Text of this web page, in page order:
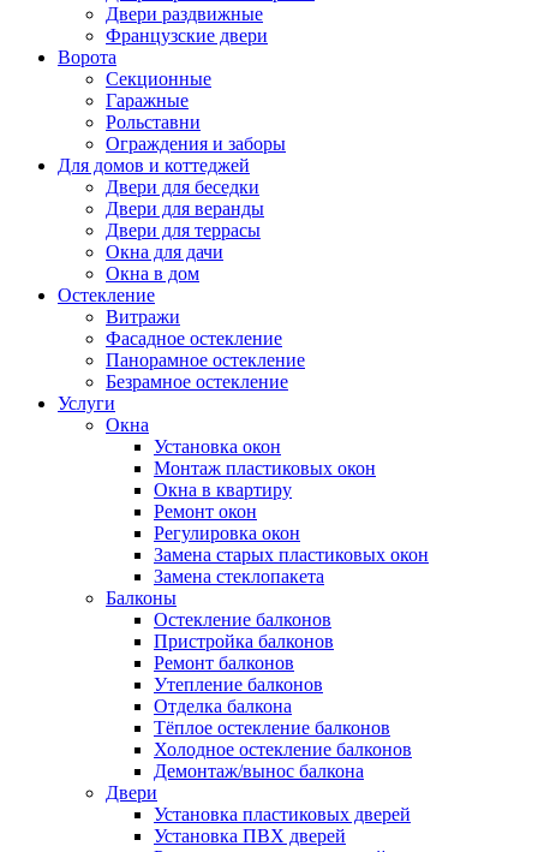
Двери раздвижные
Французские двери
Ворота
Секционные
Гаражные
Рольставни
Ограждения и заборы
Для домов и коттеджей
Двери для беседки
Двери для веранды
Двери для террасы
Окна для дачи
Окна в дом
Остекление
Витражи
Фасадное остекление
Панорамное остекление
Безрамное остекление
Услуги
Окна
Установка окон
Монтаж пластиковых окон
Окна в квартиру
Ремонт окон
Регулировка окон
Замена старых пластиковых окон
Замена стеклопакета
Балконы
Остекление балконов
Пристройка балконов
Ремонт балконов
Утепление балконов
Отделка балкона
Тёплое остекление балконов
Холодное остекление балконов
Демонтаж/вынос балкона
Двери
Установка пластиковых дверей
Установка ПВХ дверей